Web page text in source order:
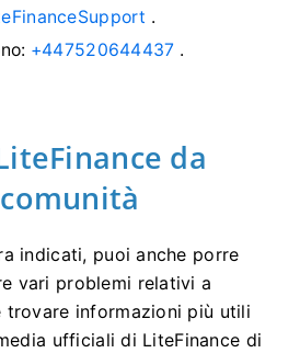
.
+447520644437 .
da
indicati, puoi anche porre
vari problemi relativi a
trovare informazioni più utili
ufficiali di LiteFinance di